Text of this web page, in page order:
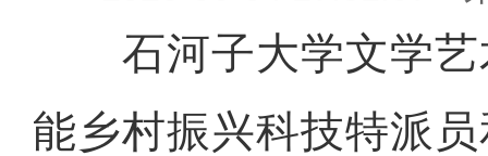
石河子大学文学艺
能乡村振兴科技特派